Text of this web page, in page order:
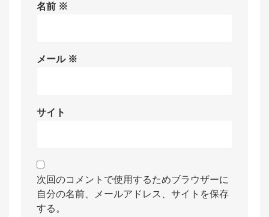
名前 ※
メール ※
サイト
次回のコメントで使用するためブラウザーに
自分の名前、メールアドレス、サイトを保存
する。